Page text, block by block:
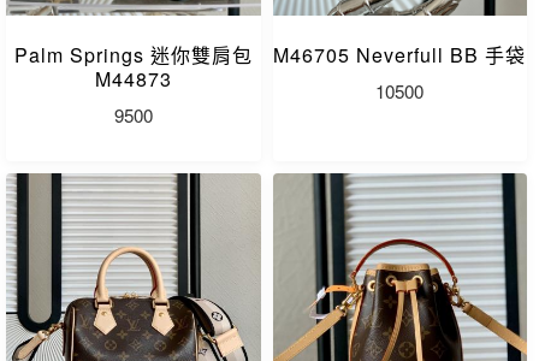
Palm Springs 迷你雙肩包
M44873
9500
M46705 Neverfull BB 手袋
10500